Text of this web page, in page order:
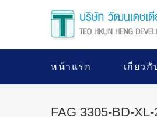
หน้าแรก เกี่ยวกั
FAG 3305-BD-